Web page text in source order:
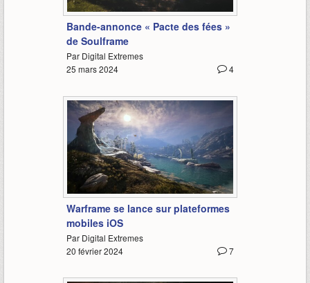
Bande-annonce « Pacte des fées »
de Soulframe
Par Digital Extremes
4
25 mars 2024
0:58
Warframe se lance sur plateformes
mobiles iOS
Par Digital Extremes
7
20 février 2024